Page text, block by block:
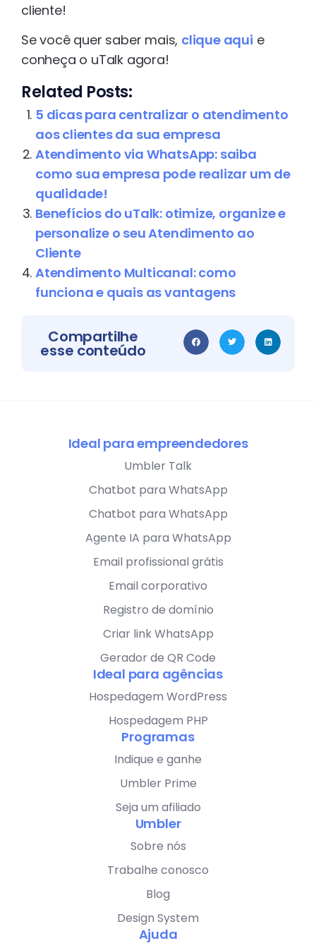
cliente!
Se você quer saber mais, clique aqui e
conheça o uTalk agora!
Related Posts:
5 dicas para centralizar o atendimento
aos clientes da sua empresa
Atendimento via WhatsApp: saiba
como sua empresa pode realizar um de
qualidade!
Benefícios do uTalk: otimize, organize e
personalize o seu Atendimento ao
Cliente
Atendimento Multicanal: como
funciona e quais as vantagens
Compartilhe
esse conteúdo
Ideal para empreendedores
Umbler Talk
Chatbot para WhatsApp
Chatbot para WhatsApp
Agente IA para WhatsApp
Email profissional grátis
Email corporativo
Registro de domínio
Criar link WhatsApp
Gerador de QR Code
Ideal para agências
Hospedagem WordPress
Hospedagem PHP
Programas
Indique e ganhe
Umbler Prime
Seja um afiliado
Umbler
Sobre nós
Trabalhe conosco
Blog
Design System
Ajuda